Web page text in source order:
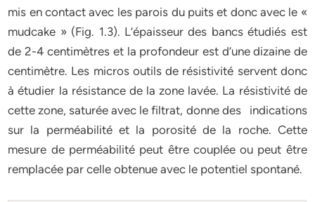
mis en contact avec les parois du puits et donc avec le «
mudcake » (Fig. 1.3). L’épaisseur des bancs étudiés est
de 2-4 centimètres et la profondeur est d’une dizaine de
centimètre. Les micros outils de résistivité servent donc
à étudier la résistance de la zone lavée. La résistivité de
cette zone, saturée avec le filtrat, donne des indications
sur la perméabilité et la porosité de la roche. Cette
mesure de perméabilité peut être couplée ou peut être
remplacée par celle obtenue avec le potentiel spontané.